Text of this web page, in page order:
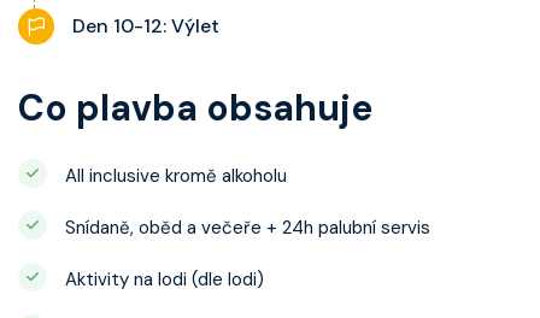
Den 10-12: Výlet
Co plavba obsahuje
All inclusive kromě alkoholu
Snídaně, oběd a večeře + 24h palubní servis
Aktivity na lodi (dle lodi)